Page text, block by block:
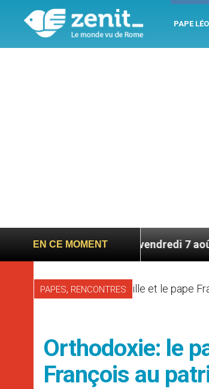
PAPE
EN CE MOMENT
– 7 titres, vendredi 7 août 2026
PAPES, RENCONTRES
Orthodoxie: le
François au